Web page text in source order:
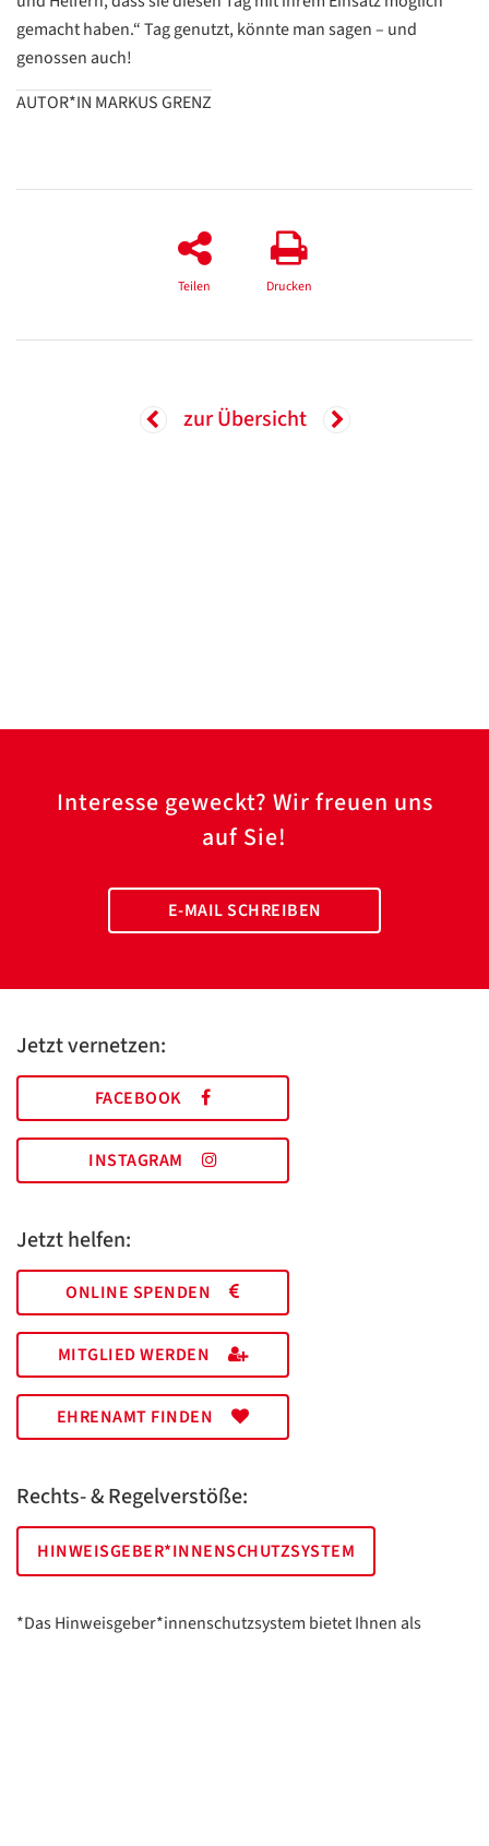
gemacht haben.“ Tag genutzt, könnte man sagen – und
genossen auch!
AUTOR*IN MARKUS GRENZ
Teilen Drucken
zur Übersicht
Interesse geweckt? Wir freuen uns
auf Sie!
E-MAIL SCHREIBEN
Jetzt vernetzen:
FACEBOOK
INSTAGRAM
Jetzt helfen:
ONLINE SPENDEN
MITGLIED WERDEN
EHRENAMT FINDEN
Rechts- & Regelverstöße:
HINWEISGEBER*INNENSCHUTZSYSTEM
*Das Hinweisgeber*innenschutzsystem bietet Ihnen als